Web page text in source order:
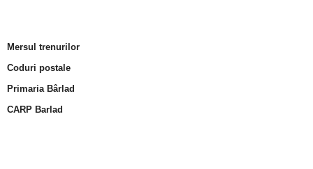
Mersul trenurilor
Coduri postale
Primaria Bârlad
CARP Barlad